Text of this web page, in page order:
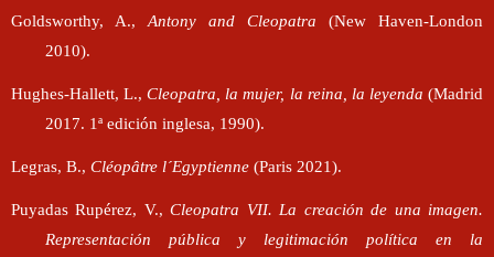
Goldsworthy, A., Antony and Cleopatra (New Haven-London
2010).
Hughes-Hallett, L.,Cleopatra, la mujer, la reina, la leyenda(Madrid
2017. 1ª edición inglesa, 1990).
Legras, B., Cléopâtre l´Egyptienne (Paris 2021).
Puyadas Rupérez, V.,Cleopatra VII. La creación de una imagen.
Representación pública y legitimación política en la